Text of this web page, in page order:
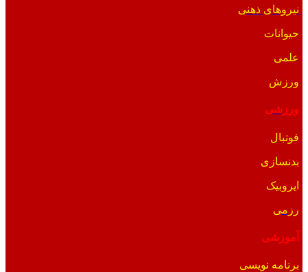
نیروهای ذهنی
حیوانات
علمی
ورزش
ورزشی
فوتبال
بدنسازی
ایروبیک
رزمی
آموزشی
برنامه نویسی